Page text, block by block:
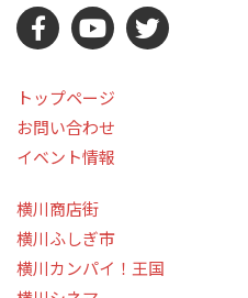
トップページ
お問い合わせ
イベント情報
横川商店街
横川ふしぎ市
横川カンパイ！王国